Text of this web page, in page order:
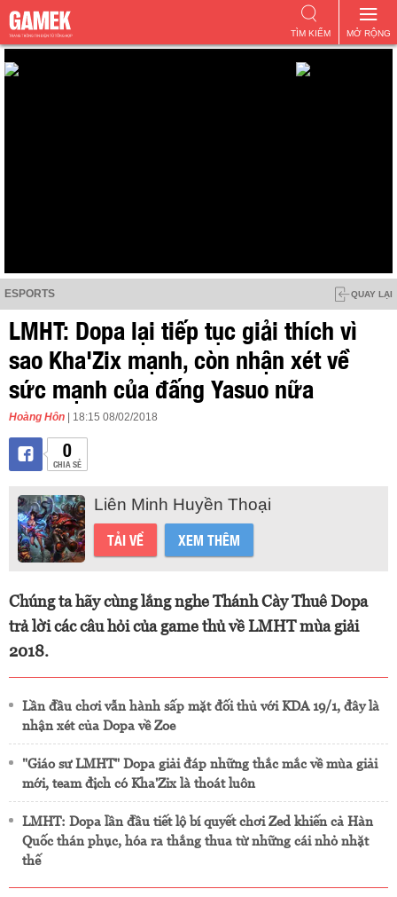
MỞ RỘNG
TÌM KIẾM
ESPORTS QUAY LẠI
LMHT: Dopa lại tiếp tục giải thích vì
sao Kha'Zix mạnh, còn nhận xét về
sức mạnh của đấng Yasuo nữa
Hoàng Hôn | 18:15 08/02/2018
0
CHIA SẺ
Liên Minh Huyền Thoại
TẢI VỀ XEM THÊM
Chúng ta hãy cùng lắng nghe Thánh Cày Thuê Dopa
trả lời các câu hỏi của game thủ về LMHT mùa giải
2018.
Lần đầu chơi vẫn hành sấp mặt đối thủ với KDA 19/1, đây là
nhận xét của Dopa về Zoe
"Giáo sư LMHT" Dopa giải đáp những thắc mắc về mùa giải
mới, team địch có Kha'Zix là thoát luôn
LMHT: Dopa lần đầu tiết lộ bí quyết chơi Zed khiến cả Hàn
Quốc thán phục, hóa ra thắng thua từ những cái nhỏ nhặt
thế